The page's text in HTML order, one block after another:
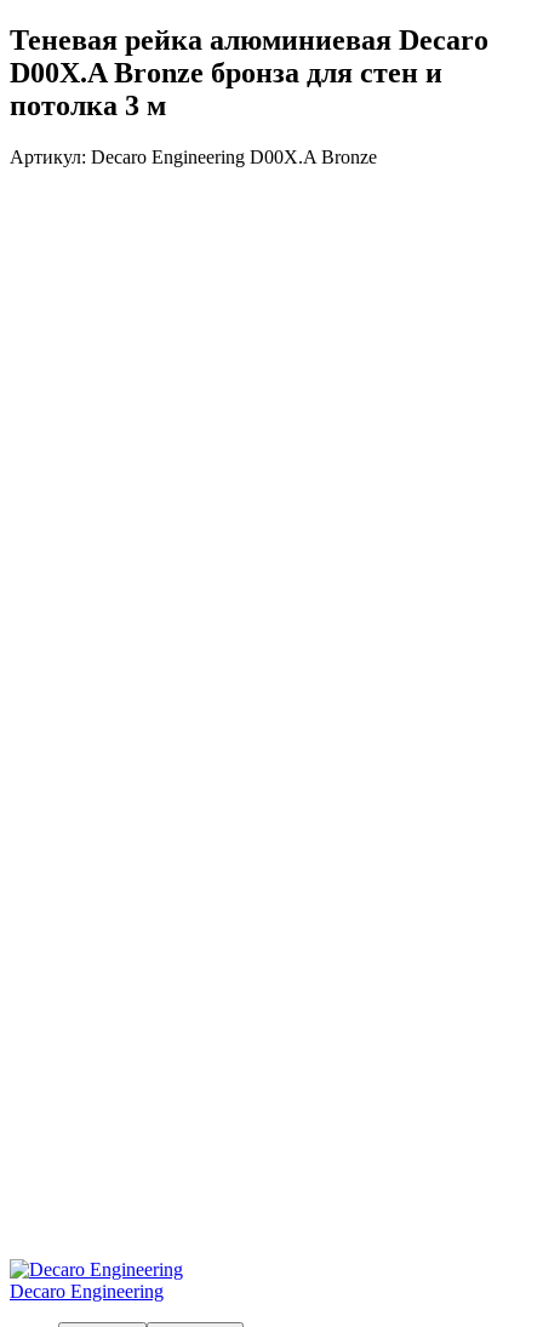
Теневая рейка алюминиевая Decaro
D00X.A Bronze бронза для стен и
потолка 3 м
Артикул: Decaro Engineering D00X.A Bronze
Decaro Engineering